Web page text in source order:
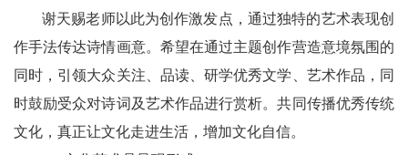
谢天赐老师以此为创作激发点，通过独特的艺术表现创
作手法传达诗情画意。希望在通过主题创作营造意境氛围的
同时，引领大众关注、品读、研学优秀文学、艺术作品，同
时鼓励受众对诗词及艺术作品进行赏析。共同传播优秀传统
文化，真正让文化走进生活，增加文化自信。